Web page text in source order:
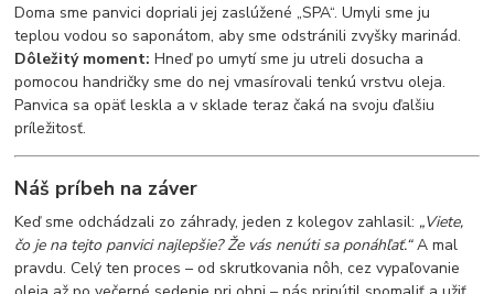
Doma sme panvici dopriali jej zaslúžené „SPA“. Umyli sme ju
teplou vodou so saponátom, aby sme odstránili zvyšky marinád.
Dôležitý moment: Hneď po umytí sme ju utreli dosucha a
pomocou handričky sme do nej vmasírovali tenkú vrstvu oleja.
Panvica sa opäť leskla a v sklade teraz čaká na svoju ďalšiu
príležitosť.
Náš príbeh na záver
Keď sme odchádzali zo záhrady, jeden z kolegov zahlasil: „Viete,
čo je na tejto panvici najlepšie? Že vás nenúti sa ponáhľať.“A mal
pravdu. Celý ten proces – od skrutkovania nôh, cez vypaľovanie